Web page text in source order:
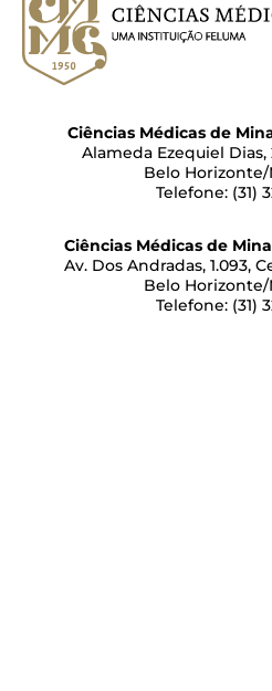
Ciências Médicas de
Alameda Ezequiel Dias,
Belo Horizonte/
Telefone: (31)
Ciências Médicas de
Av. Dos Andradas, 1.093,
Belo Horizonte/
Telefone: (31)